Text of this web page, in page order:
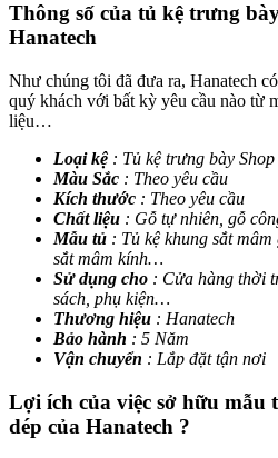
Thông số của tủ kệ trưng
Hanatech
Như chúng tôi đã đưa ra, Hanatech
quý khách với bất kỳ yêu cầu nào từ
liệu…
Loại kệ : Tủ kệ trưng bày
Màu Sắc : Theo yêu cầu
Kích thước : Theo yêu cầu
Chất liệu : Gỗ tự nhiên, gỗ
Mẫu tủ : Tủ kệ khung sắt
sắt mâm kính…
Sử dụng cho : Cửa hàng thời
sách, phụ kiện…
Thương hiệu : Hanatech
Bảo hành : 5 Năm
Vận chuyển : Lắp đặt tận nơi
Lợi ích của việc sở hữu mẫu
dép của Hanatech ?